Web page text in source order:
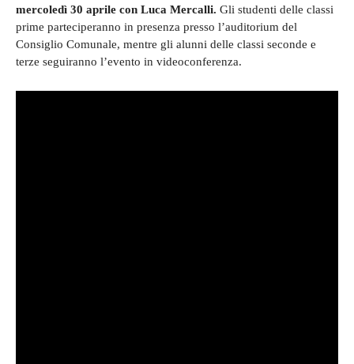
mercoledì 30 aprile con Luca Mercalli. Gli studenti delle classi
prime parteciperanno in presenza presso l’auditorium del
Consiglio Comunale, mentre gli alunni delle classi seconde e
terze seguiranno l’evento in videoconferenza.